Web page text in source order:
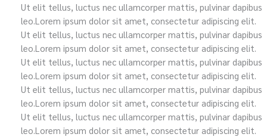
Ut elit tellus, luctus nec ullamcorper mattis, pulvinar dapibus
leo.Lorem ipsum dolor sit amet, consectetur adipiscing elit.
Ut elit tellus, luctus nec ullamcorper mattis, pulvinar dapibus
leo.Lorem ipsum dolor sit amet, consectetur adipiscing elit.
Ut elit tellus, luctus nec ullamcorper mattis, pulvinar dapibus
leo.Lorem ipsum dolor sit amet, consectetur adipiscing elit.
Ut elit tellus, luctus nec ullamcorper mattis, pulvinar dapibus
leo.Lorem ipsum dolor sit amet, consectetur adipiscing elit.
Ut elit tellus, luctus nec ullamcorper mattis, pulvinar dapibus
leo.Lorem ipsum dolor sit amet, consectetur adipiscing elit.